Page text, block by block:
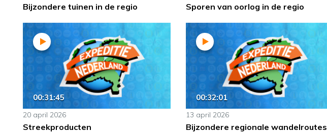
Bijzondere tuinen in de regio Sporen van oorlog in de regio
00:31:45
20 april 2026
Streekproducten
00:32:01
13 april 2026
Bijzondere regionale wandelroutes